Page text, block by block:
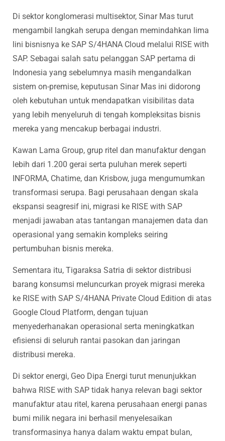
Di sektor konglomerasi multisektor, Sinar Mas turut
mengambil langkah serupa dengan memindahkan lima
lini bisnisnya ke SAP S/4HANA Cloud melalui RISE with
SAP. Sebagai salah satu pelanggan SAP pertama di
Indonesia yang sebelumnya masih mengandalkan
sistem on-premise, keputusan Sinar Mas ini didorong
oleh kebutuhan untuk mendapatkan visibilitas data
yang lebih menyeluruh di tengah kompleksitas bisnis
mereka yang mencakup berbagai industri.
Kawan Lama Group, grup ritel dan manufaktur dengan
lebih dari 1.200 gerai serta puluhan merek seperti
INFORMA, Chatime, dan Krisbow, juga mengumumkan
transformasi serupa. Bagi perusahaan dengan skala
ekspansi seagresif ini, migrasi ke RISE with SAP
menjadi jawaban atas tantangan manajemen data dan
operasional yang semakin kompleks seiring
pertumbuhan bisnis mereka.
Sementara itu, Tigaraksa Satria di sektor distribusi
barang konsumsi meluncurkan proyek migrasi mereka
ke RISE with SAP S/4HANA Private Cloud Edition di atas
Google Cloud Platform, dengan tujuan
menyederhanakan operasional serta meningkatkan
efisiensi di seluruh rantai pasokan dan jaringan
distribusi mereka.
Di sektor energi, Geo Dipa Energi turut menunjukkan
bahwa RISE with SAP tidak hanya relevan bagi sektor
manufaktur atau ritel, karena perusahaan energi panas
bumi milik negara ini berhasil menyelesaikan
transformasinya hanya dalam waktu empat bulan,